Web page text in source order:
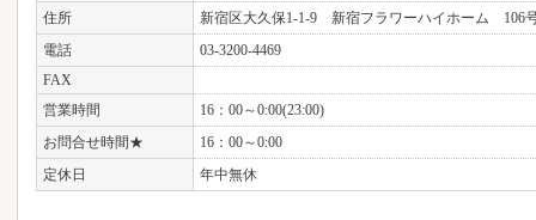
住所
新宿区大久保1-1-9 新宿フラワーハイホーム 106
電話
03-3200-4469
FAX
営業時間
16：00～0:00(23:00)
お問合せ時間★
16：00～0:00
定休日
年中無休